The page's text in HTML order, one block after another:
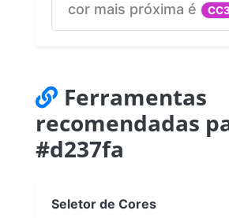
cor mais próxima é
Ferramentas
recomendadas
#d237fa
Seletor de Cores